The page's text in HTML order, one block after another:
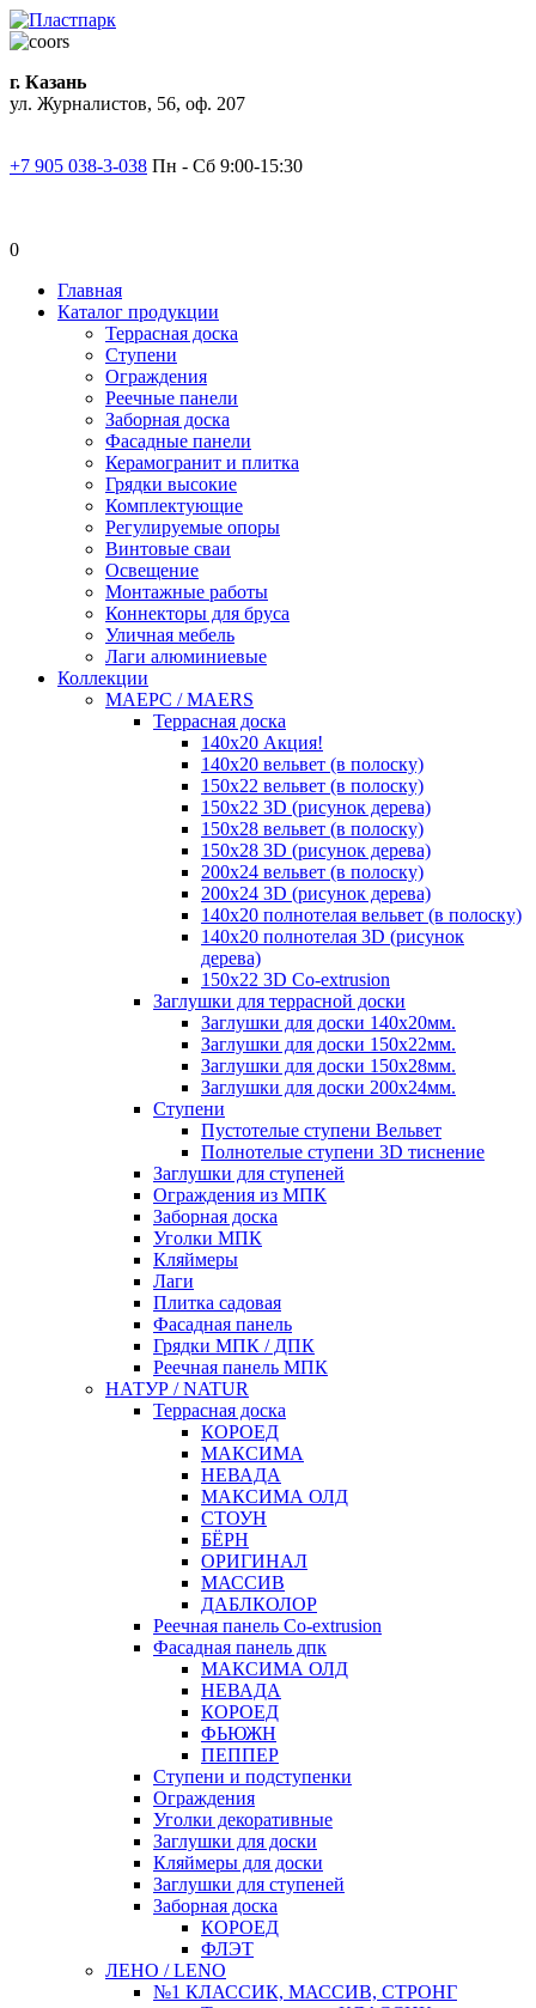
г. Казань
ул. Журналистов, 56, оф. 207
+7 905 038-3-038 Пн - Сб 9:00-15:30
0
Главная
Каталог продукции
Террасная доска
Ступени
Ограждения
Реечные панели
Заборная доска
Фасадные панели
Керамогранит и плитка
Грядки высокие
Комплектующие
Регулируемые опоры
Винтовые сваи
Освещение
Монтажные работы
Коннекторы для бруса
Уличная мебель
Лаги алюминиевые
Коллекции
MAEРC / MAERS
Террасная доска
140x20 Акция!
140x20 вельвет (в полоску)
150x22 вельвет (в полоску)
150x22 3D (рисунок дерева)
150x28 вельвет (в полоску)
150x28 3D (рисунок дерева)
200x24 вельвет (в полоску)
200x24 3D (рисунок дерева)
140x20 полнотелая вельвет (в полоску)
140x20 полнотелая 3D (рисунок
дерева)
150x22 3D Сo-extrusion
Заглушки для террасной доски
Заглушки для доски 140x20мм.
Заглушки для доски 150x22мм.
Заглушки для доски 150x28мм.
Заглушки для доски 200x24мм.
Ступени
Пустотелые ступени Вельвет
Полнотелые ступени 3D тиснение
Заглушки для ступеней
Ограждения из МПК
Заборная доска
Уголки МПК
Кляймеры
Лаги
Плитка садовая
Фасадная панель
Грядки МПК / ДПК
Реечная панель МПК
НАТУР / NATUR
Террасная доска
КОРОЕД
МАКСИМА
НЕВАДА
МАКСИМА ОЛД
СТОУН
БЁРН
ОРИГИНАЛ
МАССИВ
ДАБЛКОЛОР
Реечная панель Co-extrusion
Фасадная панель дпк
МАКСИМА ОЛД
НЕВАДА
КОРОЕД
ФЬЮЖН
ПЕППЕР
Ступени и подступенки
Ограждения
Уголки декоративные
Заглушки для доски
Кляймеры для доски
Заглушки для ступеней
Заборная доска
КОРОЕД
ФЛЭТ
ЛЕНО / LENO
№1 КЛАССИК, МАССИВ, СТРОНГ